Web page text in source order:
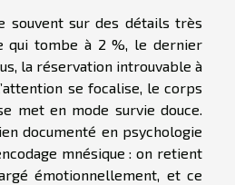
souvent sur des détails très
qui tombe à 2 %, le dernier
la réservation introuvable à
se focalise, le corps
met en mode survie douce.
documenté en psychologie
mnésique : on retient
émotionnellement, et ce